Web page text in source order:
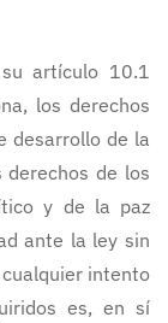
artículo 10.1
los derechos
desarrollo de la
de los
y de la paz
ante la ley sin
intento
es, en sí